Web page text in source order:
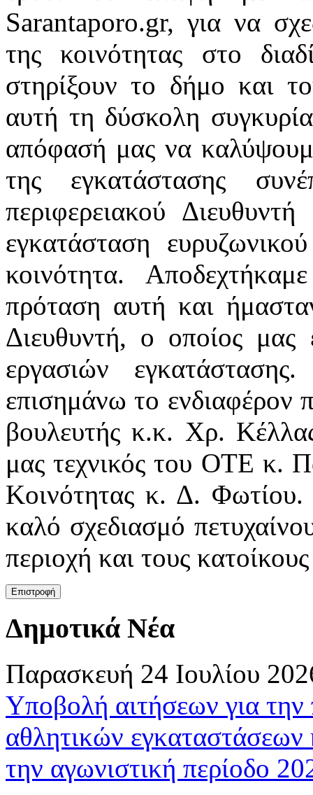
Sarantaporo.gr, για να
της κοινότητας στο
στηρίξουν το δήμο και
αυτή τη δύσκολη
απόφασή μας να
της εγκατάστασης
περιφερειακού
εγκατάσταση
κοινότητα.
πρόταση αυτή και
Διευθυντή, ο οποίος μας
εργασιών
επισημάνω το ενδιαφέρον
βουλευτής κ.κ. Χρ.
μας τεχνικός του ΟΤΕ κ.
Κοινότητας κ. Δ. Φωτίου.
καλό σχεδιασμό
περιοχή και τους
Δημοτικά Νέα
Παρασκευή 24 Ιουλίου
Υποβολή αιτήσεων για
αθλητικών
την αγωνιστική περίοδο